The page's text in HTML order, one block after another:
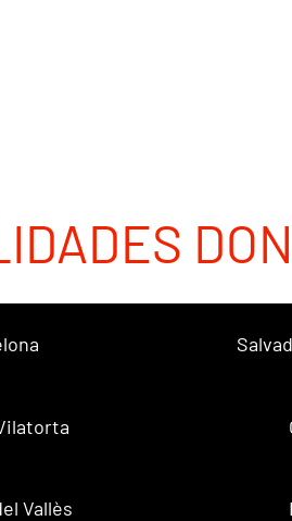
Vallès